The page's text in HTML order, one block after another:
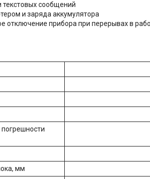
текстовых сообщений
и заряда аккумулятора
отключение прибора при перерывах в
мм